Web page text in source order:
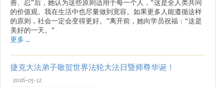
善、忍”后，她认为这些原则适用于每一个人，“这是全人类共同
的价值观。我在生活中也尽量做到宽容。如果更多人能遵循这样
的原则，社会一定会变得更好。”离开前，她向学员祝福：“这是
美好的一天。”
更多 ...
捷克大法弟子敬贺世界法轮大法日暨师尊华诞！
2026-05-12